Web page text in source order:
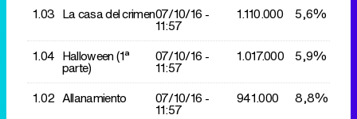
1.03 La casa del crimen07/10/16 -
11:57
1.110.000 5,6%
1.04 Halloween (1ª
parte)
07/10/16 -
11:57
1.017.000 5,9%
1.02 Allanamiento 07/10/16 -
11:57
941.000 8,8%